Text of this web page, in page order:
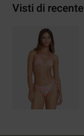
Visti di recente